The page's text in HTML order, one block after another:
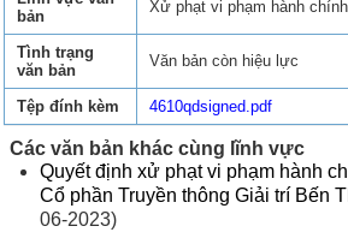
bản
Xử phạt vi phạm hành chính
Tình trạng
văn bản
Văn bản còn hiệu lực
Tệp đính kèm 4610qdsigned.pdf
Các văn bản khác cùng lĩnh vực
Quyết định xử phạt vi phạm hành
Cổ phần Truyền thông Giải trí Bến
06-2023)